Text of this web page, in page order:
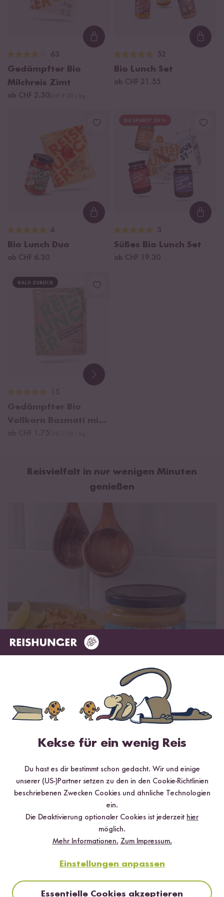
Loading...
63
Gedämpfter Bio
Milchreis Zimt
ab CHF 2.30
52
Bio Lunch Set
ab CHF 21.55
Loading...
4
Bio Lunch Duo
ab CHF 6.30
DU SPARST 20 %
3
Süßes Bio Lunch Set
ab CHF 19.30
BALD ZURÜCK
Reisvielfalt in nur wenigen Minuten
genießen
Schluss mit Quatsch mit Sauce. Jetzt gibt es schnellen Reis mit
Reissorten in der besten Qualität bereits für dichschonend
gedämpft, sodass du ihnnur noch aufwärmenmusst.
Neben Klassikern wie Basmati ReisundVollkorn Basmati
vom Himalaya kannst du auch Besonderheiten wie
mit fein-erdigem Aroma oder einen abwechslungsreichen
Basmati Reis, roten Linsen und schwarzer
probieren. Für die Naschkatzen haben wir außerdem
Mikrowellen Milchreiskannst du dir im Handumdrehen
cremig-zimtigen Milchreis zubereiten, ganz ohne ständiges
Rühren. Das Beste: Du kannst dir die kulinarische Abwechslung in
Kekse für ein wenig Reis
Du hast es dir bestimmt schon gedacht. Wir und einige
unserer (US-)Partner setzen zu den in den Cookie-Richtlinien
beschriebenen Zwecken Cookies und ähnliche Technologien
ein.
Die Deaktivierung optionaler Cookies ist jederzeit hier
möglich.
Mehr Informationen. Zum Impressum.
Einstellungen anpassen
Essentielle Cookies akzeptieren